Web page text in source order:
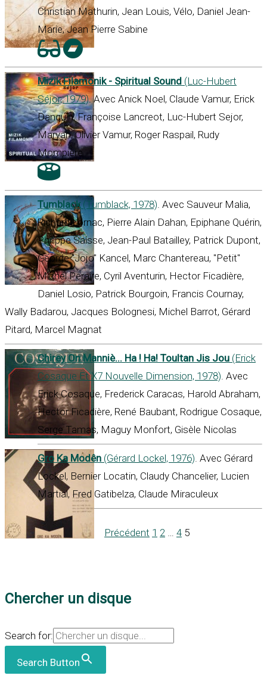
Christian Mathurin, Jean Louis, Vélo, Daniel Jean-
Marie, Jean Pierre Sabine
Mizik Filamonik - Spiritual Sound (Luc-Hubert
Séjor, 1979). Avec Anick Noel, Claude Vamur, Erick
Danquin, Françoise Lancreot, Luc-Hubert Sejor,
Maryan, Olivier Vamur, Roger Raspail, Rudy
Mompière
Tumblack(Tumblack, 1978). Avec Sauveur Malia,
Richard Lornac, Pierre Alain Dahan, Epiphane Quérin,
Philippe Saisse, Jean-Paul Batailley, Patrick Dupont,
George "Jojo" Kancel, Marc Chantereau, "Petit"
Michel Peraire, Cyril Aventurin, Hector Ficadière,
Daniel Losio, Patrick Bourgoin, Francis Cournay,
Wally Badarou, Jacques Bolognesi, Michel Barrot, Gérard
Pitard, Marcel Magnat
Chirey On Manniè... Ha ! Ha! Toultan Jis Jou (Erick
Cosaque Et X7 Nouvelle Dimension, 1978). Avec
Erick Cosaque, Frederick Caracas, Harold Abraham,
Hector Ficadière, René Baubant, Rodrigue Cosaque,
Serge Tamas, Maguy Monfort, Gisèle Nicolas
Gro Ka Modên (Gérard Lockel, 1976). Avec Gérard
Lockel, Bernier Locatin, Claudy Chancelier, Lucien
Martial, Fred Gatibelza, Claude Miraculeux
Précédent 1 2 4 5
Chercher un disque
Search for:
Search Button